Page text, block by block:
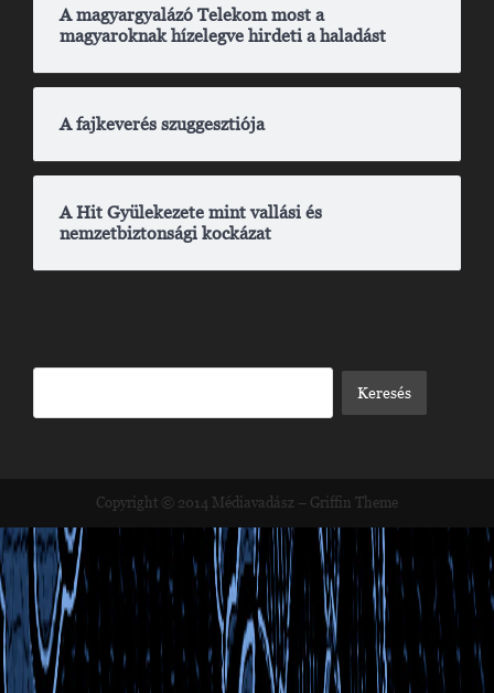
A magyargyalázó Telekom most a
magyaroknak hízelegve hirdeti a haladást
A fajkeverés szuggesztiója
A Hit Gyülekezete mint vallási és
nemzetbiztonsági kockázat
Copyright © 2014 Médiavadász – Griffin Theme